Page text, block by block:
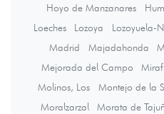
Hoyo de Manzanares
Loeches
Lozoya Lozoyuela-
Madrid
Majadahonda
Mejorada del Campo
Molinos, Los
Montejo de la
Moralzarzal
Morata de